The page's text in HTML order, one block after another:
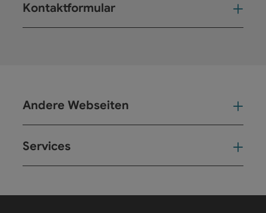
Kontaktformular
Andere Webseiten
Services